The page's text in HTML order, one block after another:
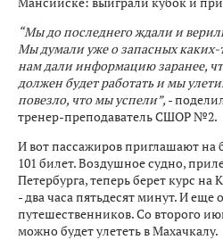
“Мы до последнего ждали и
Мы думали уже о запасных каких-
нам дали информацию заранее,
должен будет работать и мы
повезло, что мы успели”, -
тренер-преподаватель СШОР №2.
И вот пассажиров приглашают на
101 билет. Воздушное судно,
Петербурга, теперь берет курс
- два часа пятьдесят минут. И еще
путешественников. Со второго
можно будет улететь в Махачкалу.